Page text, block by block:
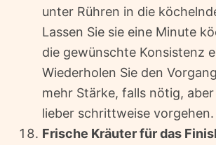
unter Rühren in die
Lassen Sie sie eine Minute
die gewünschte Konsistenz
Wiederholen Sie den
mehr Stärke, falls nötig,
lieber schrittweise vorgehen.
Frische Kräuter für das